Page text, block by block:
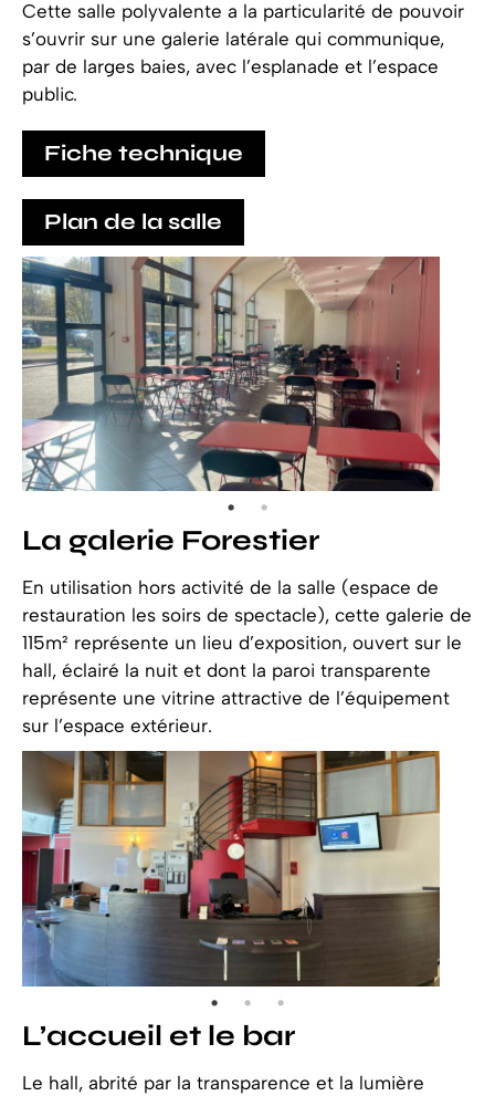
Cette salle polyvalente a la particularité de pouvoir
s’ouvrir sur une galerie latérale qui communique,
par de larges baies, avec l’esplanade et l’espace
public.
Fiche technique
Plan de la salle
La galerie Forestier
En utilisation hors activité de la salle (espace de
restauration les soirs de spectacle), cette galerie de
115m² représente un lieu d’exposition, ouvert sur le
hall, éclairé la nuit et dont la paroi transparente
représente une vitrine attractive de l’équipement
sur l’espace extérieur.
L’accueil et le bar
Le hall, abrité par la transparence et la lumière